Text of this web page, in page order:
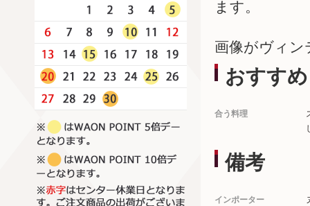
ます。
画像がヴィン
おすすめ
合う料理
備考
インポーター